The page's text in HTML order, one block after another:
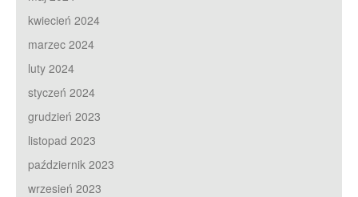
kwiecień 2024
marzec 2024
luty 2024
styczeń 2024
grudzień 2023
listopad 2023
październik 2023
wrzesień 2023